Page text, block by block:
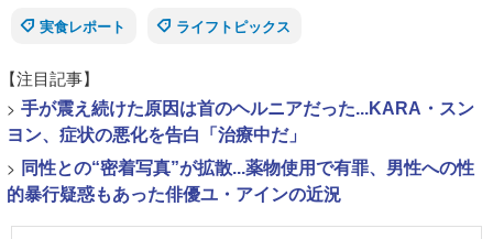
実食レポート
ライフトピックス
【注目記事】
> 手が震え続けた原因は首のヘルニアだった...KARA・スン
ヨン、症状の悪化を告白「治療中だ」
> 同性との“密着写真”が拡散...薬物使用で有罪、男性への性
的暴行疑惑もあった俳優ユ・アインの近況